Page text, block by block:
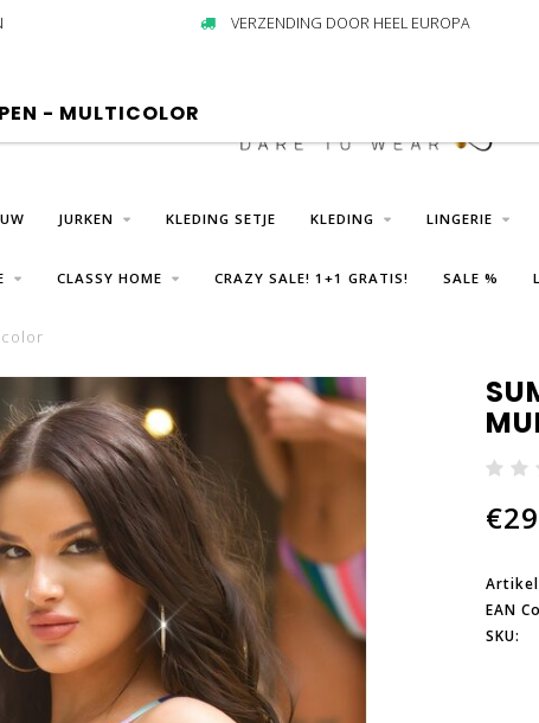
VERZENDING DOOR HEEL EUROPA
JURKEN KLEDING SETJE KLEDING LINGERIE
CLASSY HOME CRAZY SALE! 1+1 GRATIS! SALE %
- MULTICOLOR
EAN
SKU: